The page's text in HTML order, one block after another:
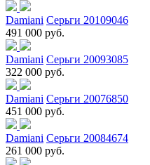
Damiani Серьги 20109046
491 000 руб.
Damiani Серьги 20093085
322 000 руб.
Damiani Серьги 20076850
451 000 руб.
Damiani Серьги 20084674
261 000 руб.